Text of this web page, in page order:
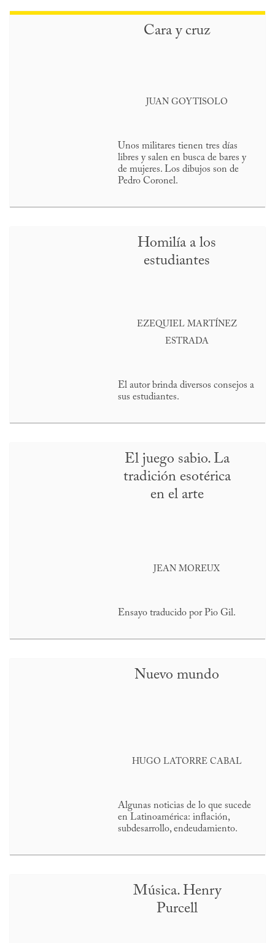
Cara y cruz
JUAN GOYTISOLO
Unos militares tienen tres días
libres y salen en busca de bares y
de mujeres. Los dibujos son de
Pedro Coronel.
Homilía a los
estudiantes
EZEQUIEL MARTÍNEZ
ESTRADA
El autor brinda diversos consejos a
sus estudiantes.
El juego sabio. La
tradición esotérica
en el arte
JEAN MOREUX
Ensayo traducido por Pio Gil.
Nuevo mundo
HUGO LATORRE CABAL
Algunas noticias de lo que sucede
en Latinoamérica: inflación,
subdesarrollo, endeudamiento.
Música. Henry
Purcell